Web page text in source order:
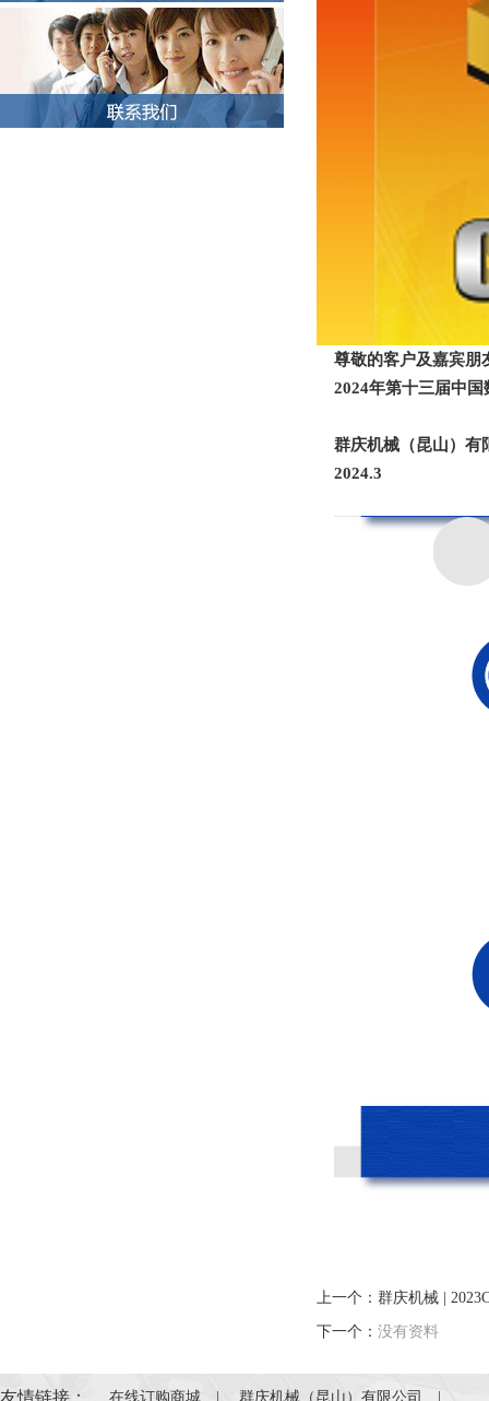
尊敬的客户及嘉宾朋
2024年第十三届中国
群庆机械（昆山）有
2024.3
上一个： 群庆机械 |
下一个： 没有资料
友情链接： 在线订购商城 群庆机械（昆山）有限公司